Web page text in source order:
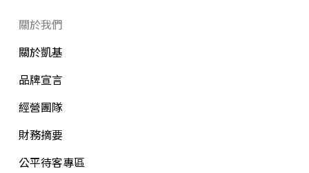
關於我們
關於凱基
品牌宣言
經營團隊
財務摘要
公平待客專區